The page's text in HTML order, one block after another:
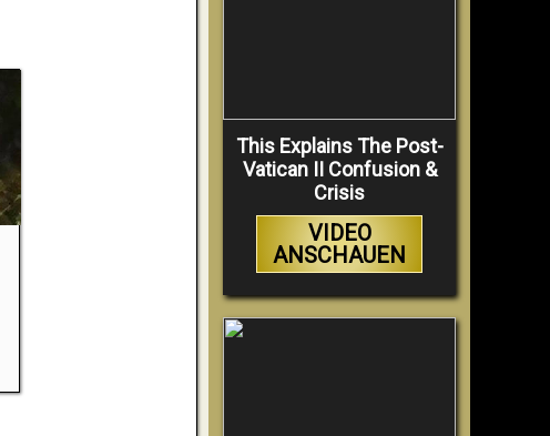
This Explains The Post-
Vatican II Confusion &
Crisis
VIDEO
ANSCHAUEN